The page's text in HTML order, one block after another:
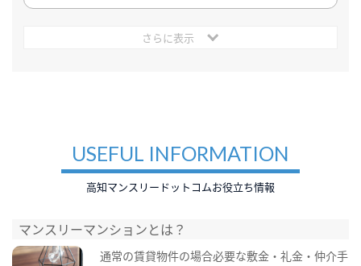
さらに表示
USEFUL INFORMATION
高知マンスリードットコムお役立ち情報
マンスリーマンションとは？
通常の賃貸物件の場合必要な敷金・礼金・仲介手